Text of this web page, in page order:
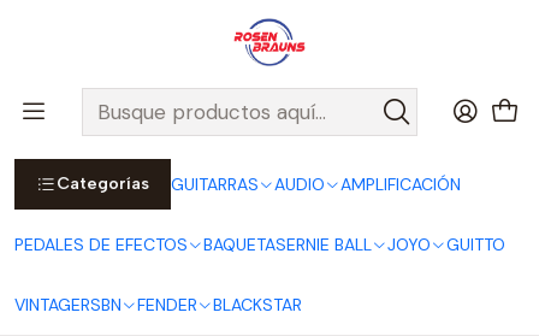
Categorías GUITARRAS AUDIO AMPLIFICACIÓN
PEDALES DE EFECTOS BAQUETASERNIE BALL JOYO GUITTO
VINTAGERSBN FENDER BLACKSTAR
Por compras sobre $25.000 en Santiago urbano, Colina o
Padre Hurtado, incluimos el despacho!
Ver Detalles
Inicio ERNIE BALL
CUERDAS ERNIE BALL
Cuerdas Eléctricas ERNIE BALL
Cuerdas Eléctricas ERNIE BALL